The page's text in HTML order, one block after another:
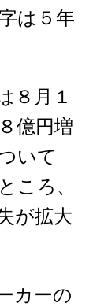
は５年
８月１
億円増
いて
ころ、
が拡大
カーの